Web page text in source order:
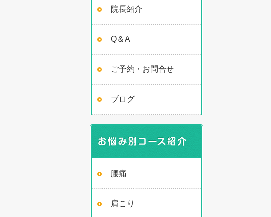
院長紹介
Q＆A
ご予約・お問合せ
ブログ
腰痛
肩こり